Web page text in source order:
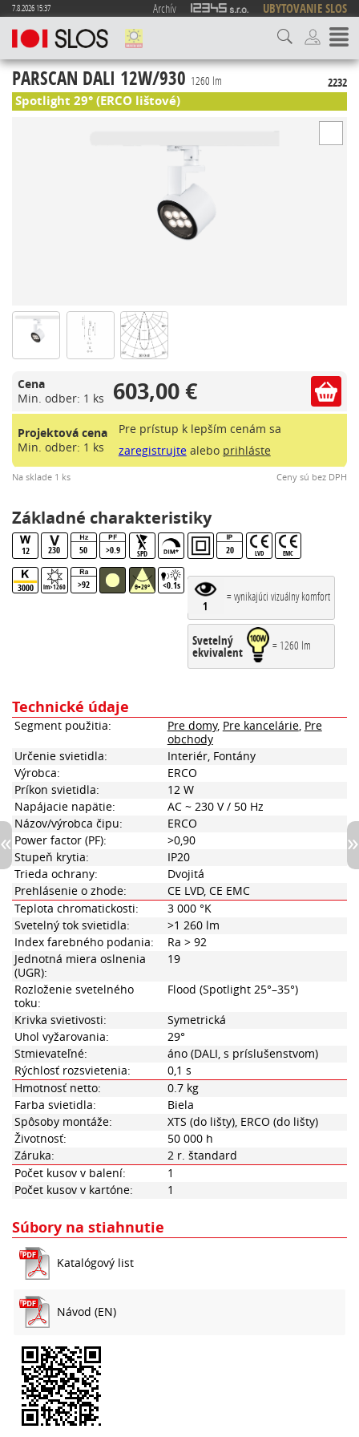
7.8.2026 15:37 Archív UBYTOVANIE SLOS
PARSCAN DALI 12W/930 1260 lm 2232
Spotlight 29° (ERCO lištové)
Cena
Min. odber: 1 ks
603,00 €
Projektová cena
Min. odber: 1 ks
Pre prístup k lepším cenám sa
zaregistrujtealebo prihláste
Na sklade 1 ks Ceny sú bez DPH
Základné charakteristiky
12 230 50 >0.9 SPD 20 LVD EMC
3000 lm>1260 >92 θ=29° <0.1s
1
= vynikajúci vizuálny komfort
Svetelný
ekvivalent = 1260 lm
Technické údaje
Segment použitia: Pre domy, Pre kancelárie, Pre
obchody
Určenie svietidla:
Interiér, Fontány
Výrobca:
ERCO
Príkon svietidla:
12 W
Napájacie napätie:
AC ~ 230 V / 50 Hz
Názov/výrobca čipu:
ERCO
Power factor (PF):
>0,90
Stupeň krytia:
IP20
Trieda ochrany:
Dvojitá
Prehlásenie o zhode:
CE LVD, CE EMC
Teplota chromatickosti:
3 000 °K
Svetelný tok svietidla:
>1 260 lm
Index farebného podania:
Ra > 92
Jednotná miera oslnenia
(UGR):
19
Rozloženie svetelného
toku:
Flood (Spotlight 25°–35°)
Krivka svietivosti:
Symetrická
Uhol vyžarovania:
29°
Stmievateľné:
áno (DALI, s príslušenstvom)
Rýchlosť rozsvietenia:
0,1 s
Hmotnosť netto:
0.7 kg
Farba svietidla:
Biela
Spôsoby montáže:
XTS (do lišty), ERCO (do lišty)
Životnosť:
50 000 h
Záruka:
2 r. štandard
Počet kusov v balení:
1
Počet kusov v kartóne:
1
Súbory na stiahnutie
Katalógový list
Návod (EN)